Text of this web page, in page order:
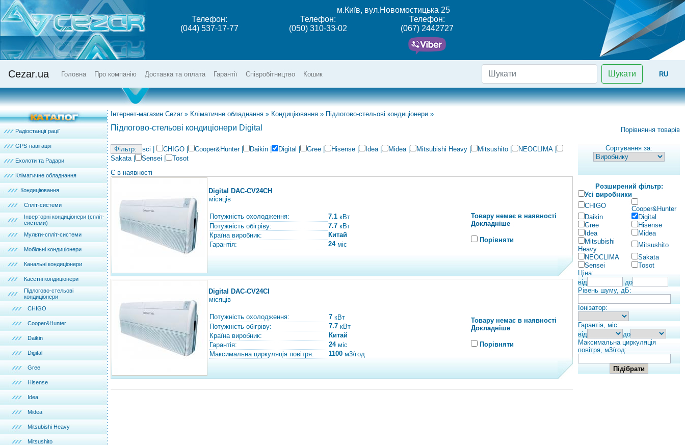
м.Київ, вул.Новомостицька 25
Телефон:
(044) 537-17-77
Телефон:
(050) 310-33-02
Телефон:
(067) 2442727
Cezar.ua Головна Про компанію Доставка та оплата Гарантії Співробітництво Кошик Шукати RU
Радіостанції рації
GPS-навігація
Ехолоти та Радари
Кліматичне обладнання
Кондиціювання
Спліт-системи
Інверторні кондиціонери (спліт-
системи)
Мульти-спліт-системи
Мобільні кондиціонери
Канальні кондиціонери
Касетні кондиціонери
Підлогово-стельові
кондиціонери
CHIGO
Cooper&Hunter
Daikin
Digital
Gree
Hisense
Idea
Midea
Mitsubishi Heavy
Mitsushito
Інтернет-магазин Cezar » Кліматичне обладнання » Кондиціювання » Підлогово-стельові кондиціонери »
Підлогово-стельові кондиціонери Digital Порівняння товарів
всі CHIGO Cooper&Hunter| Daikin Digital Gree Hisense Idea| Midea| Mitsubishi Heavy Mitsushito NEOCLIMA
Sakata| Sensei
Tosot
Є в наявності
Digital DAC-CV24СH
місяців
Потужність охолодження: 7.1 кВт
Потужність обігріву:
7.7 кВт
Країна виробник:
Китай
Гарантія:
24міс
Товару немає в наявності
Докладніше
Порівняти
Digital DAC-CV24СI
місяців
Потужність охолодження: 7 кВт
Потужність обігріву:
7.7 кВт
Країна виробник:
Китай
Гарантія:
24міс
Максимальна циркуляція повітря:
1100 м3/год
Товару немає в наявності
Докладніше
Порівняти
Сортування за:
Розширений фільтр:
Усі виробники
CHIGO
Cooper&Hunter
Daikin
Digital
Gree
Hisense
Idea
Midea
Mitsubishi
Heavy
Mitsushito
NEOCLIMA
Sakata
Sensei
Tosot
Ціна:
від
до
Рівень шуму, дБ:
Іонізатор:
Гарантія, міс:
від
до
Максимальна циркуляція
повітря, м3/год: